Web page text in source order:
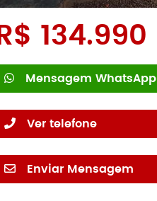
R$ 134.990
Mensagem WhatsApp
Ver telefone
Enviar Mensagem